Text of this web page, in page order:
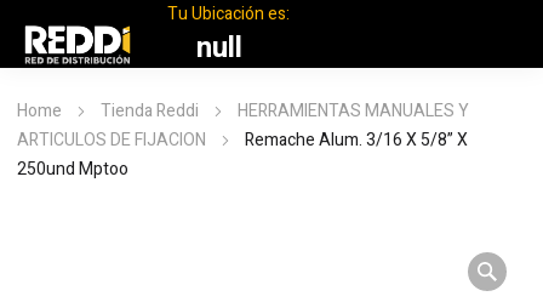
Tu Ubicación es:
null
Home Tienda Reddi
HERRAMIENTAS MANUALES Y
ARTICULOS DE FIJACION
Remache Alum. 3/16 X 5/8” X
250und Mptoo